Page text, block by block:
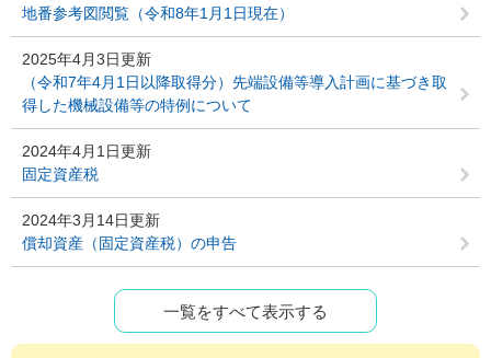
地番参考図閲覧（令和8年1月1日現在）
2025年4月3日更新
（令和7年4月1日以降取得分）先端設備等導入計画に基づき取
得した機械設備等の特例について
2024年4月1日更新
固定資産税
2024年3月14日更新
償却資産（固定資産税）の申告
一覧をすべて表示する